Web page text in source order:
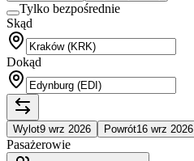
Tylko bezpośrednie
Skąd
Dokąd
Wylot9 wrz 2026 Powrót16 wrz 2026
Pasażerowie